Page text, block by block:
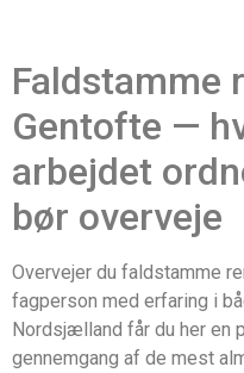
Faldstamme
Gentofte —
arbejdet
bør overveje
Overvejer du faldstamme
fagperson med erfaring i
Nordsjælland får du her en
gennemgang af de mest